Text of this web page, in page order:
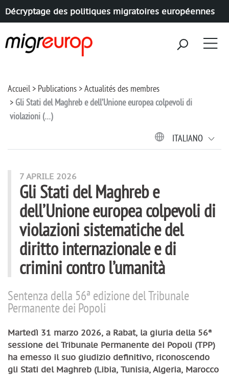
Décryptage des politiques migratoires européennes
Accueil Publications
Actualités des membres
Gli Stati del Maghreb e dell’Unione europea colpevoli di
violazioni (…)
ITALIANO
7 APRILE 2026
Gli Stati del Maghreb e
dell’Unione europea colpevoli di
violazioni sistematiche del
diritto internazionale e di
crimini contro l’umanità
Sentenza della 56ª edizione del Tribunale
Permanente dei Popoli
Martedì 31 marzo 2026, a Rabat, la giuria della 56ª
sessione del Tribunale Permanente dei Popoli (TPP)
ha emesso il suo giudizio definitivo, riconoscendo
gli Stati del Maghreb (Libia, Tunisia, Algeria, Marocco